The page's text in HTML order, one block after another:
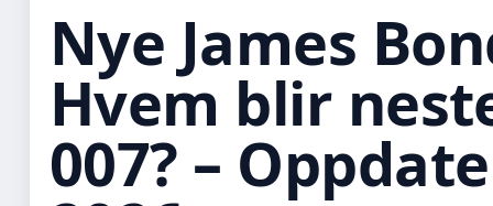
Nye James
Hvem blir
007? –